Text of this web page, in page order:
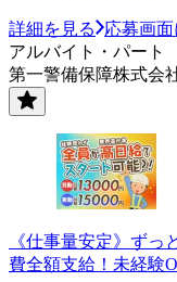
詳細を見る
応募画
アルバイト・パート
第一警備保障株式会
《仕事量安定》ず
費全額支給！未経験